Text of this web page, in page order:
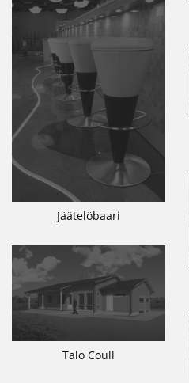
Jäätelöbaari
Talo Coull